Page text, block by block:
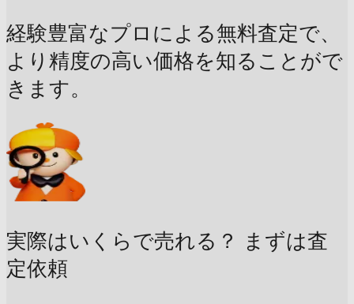
経験豊富なプロによる無料査定で、
より精度の高い価格を知ることがで
きます。
実際はいくらで売れる？
まずは査
定依頼